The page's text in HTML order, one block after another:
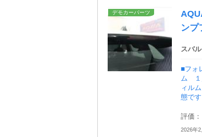
デモカーパーツ
ンプ
スバ
■フォ
ム １
ィル
態で
評価：
2026年